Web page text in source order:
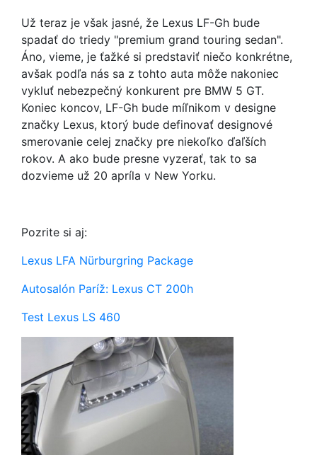
Už teraz je však jasné, že Lexus LF-Gh bude
spadať do triedy "premium grand touring sedan".
Áno, vieme, je ťažké si predstaviť niečo konkrétne,
avšak podľa nás sa z tohto auta môže nakoniec
vykluť nebezpečný konkurent pre BMW 5 GT.
Koniec koncov, LF-Gh bude míľnikom v designe
značky Lexus, ktorý bude definovať designové
smerovanie celej značky pre niekoľko ďaľších
rokov. A ako bude presne vyzerať, tak to sa
dozvieme už 20 apríla v New Yorku.
Pozrite si aj:
Lexus LFA Nürburgring Package
Autosalón Paríž: Lexus CT 200h
Test Lexus LS 460